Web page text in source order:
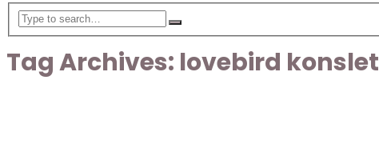
Tag Archives: lovebird konslet